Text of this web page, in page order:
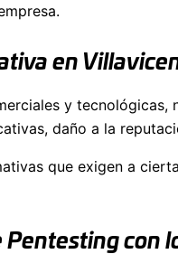
en
y
daño a la
que exigen a
con